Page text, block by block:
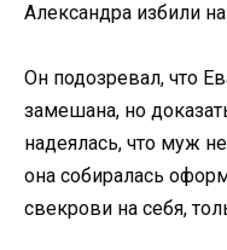
Александра избили
Он подозревал, что
замешана, но
надеялась, что муж
она собиралась
свекрови на себя,